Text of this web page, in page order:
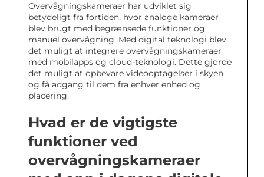
Overvågningskameraer har udviklet sig
betydeligt fra fortiden, hvor analoge kameraer
blev brugt med begrænsede funktioner og
manuel overvågning. Med digital teknologi blev
det muligt at integrere overvågningskameraer
med mobilapps og cloud-teknologi. Dette gjorde
det muligt at opbevare videooptagelser i skyen
og få adgang til dem fra enhver enhed og
placering.
Hvad er de vigtigste
funktioner ved
overvågningskameraer